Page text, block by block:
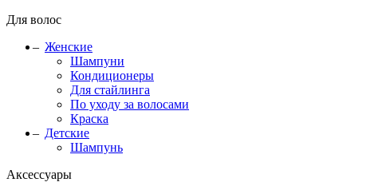
Для волос
Женские
Шампуни
Кондиционеры
Для стайлинга
По уходу за волосами
Краска
Детские
Шампунь
Аксессуары